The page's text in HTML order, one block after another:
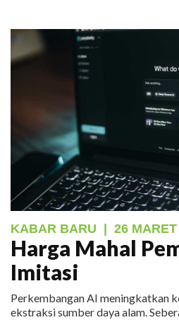
KABAR BARU 26
Harga Mahal
Imitasi
Perkembangan AI meningkatkan
ekstraksi sumber daya alam.